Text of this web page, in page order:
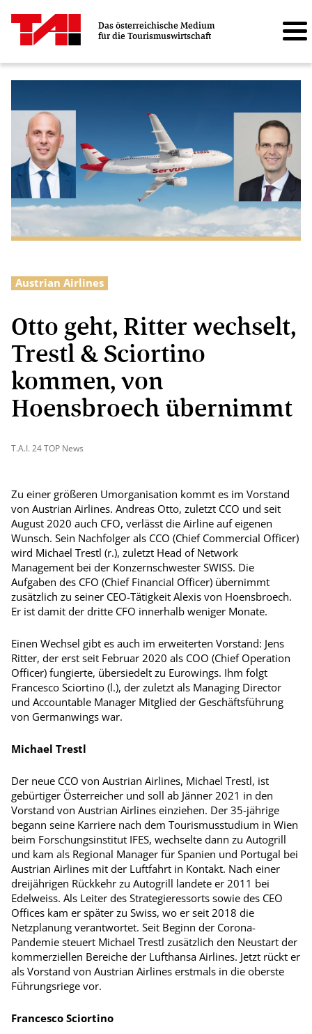
Das österreichische Medium
für die Tourismuswirtschaft
Austrian Airlines
Otto geht, Ritter wechselt,
Trestl & Sciortino
kommen, von
Hoensbroech übernimmt
T.A.I. 24 TOP News
Zu einer größeren Umorganisation kommt es im Vorstand
von Austrian Airlines. Andreas Otto, zuletzt CCO und seit
August 2020 auch CFO, verlässt die Airline auf eigenen
Wunsch. Sein Nachfolger als CCO (Chief Commercial Officer)
wird Michael Trestl (r.), zuletzt Head of Network
Management bei der Konzernschwester SWISS. Die
Aufgaben des CFO (Chief Financial Officer) übernimmt
zusätzlich zu seiner CEO-Tätigkeit Alexis von Hoensbroech.
Er ist damit der dritte CFO innerhalb weniger Monate.
Einen Wechsel gibt es auch im erweiterten Vorstand: Jens
Ritter, der erst seit Februar 2020 als COO (Chief Operation
Officer) fungierte, übersiedelt zu Eurowings. Ihm folgt
Francesco Sciortino (l.), der zuletzt als Managing Director
und Accountable Manager Mitglied der Geschäftsführung
von Germanwings war.
Michael Trestl
Der neue CCO von Austrian Airlines, Michael Trestl, ist
gebürtiger Österreicher und soll ab Jänner 2021 in den
Vorstand von Austrian Airlines einziehen. Der 35-jährige
begann seine Karriere nach dem Tourismusstudium in Wien
beim Forschungsinstitut IFES, wechselte dann zu Autogrill
und kam als Regional Manager für Spanien und Portugal bei
Austrian Airlines mit der Luftfahrt in Kontakt. Nach einer
dreijährigen Rückkehr zu Autogrill landete er 2011 bei
Edelweiss. Als Leiter des Strategieressorts sowie des CEO
Offices kam er später zu Swiss, wo er seit 2018 die
Netzplanung verantwortet. Seit Beginn der Corona-
Pandemie steuert Michael Trestl zusätzlich den Neustart der
kommerziellen Bereiche der Lufthansa Airlines. Jetzt rückt er
als Vorstand von Austrian Airlines erstmals in die oberste
Führungsriege vor.
Francesco Sciortino